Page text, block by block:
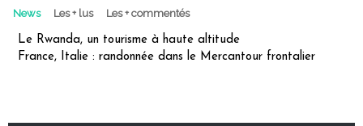
News Les + lus Les + commentés
Le Rwanda, un tourisme à haute altitude
France, Italie : randonnée dans le Mercantour frontalier